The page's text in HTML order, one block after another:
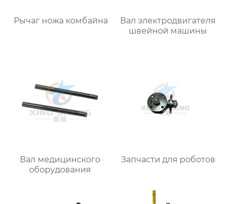
Рычаг ножа комбайна
Вал электродвигателя
швейной машины
Вал медицинского
оборудования
Запчасти для роботов